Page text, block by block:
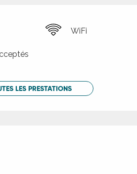
WiFi
LES PRESTATIONS
prestations